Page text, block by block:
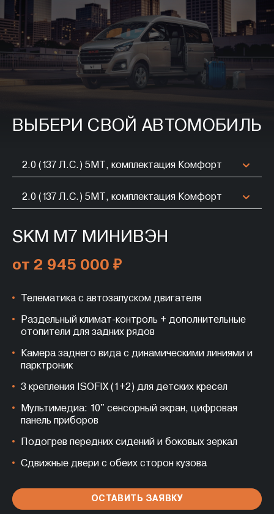
ВЫБЕРИ СВОЙ АВТОМОБИЛЬ
2.0 (137 Л.С.) 5МТ, комплектация Комфорт
2.0 (137 Л.С.) 5МТ, комплектация Комфорт
SKM M7 МИНИВЭН
от 2 945 000 ₽
Телематика с автозапуском двигателя
Раздельный климат-контроль + дополнительные
отопители для задних рядов
Камера заднего вида с динамическими линиями и
парктроник
3 крепления ISOFIX (1+2) для детских кресел
Мультимедиа: 10" сенсорный экран, цифровая
панель приборов
Подогрев передних сидений и боковых зеркал
Сдвижные двери с обеих сторон кузова
ОСТАВИТЬ ЗАЯВКУ